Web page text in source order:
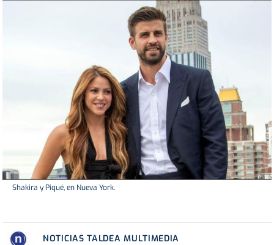
Shakira y Piqué, en Nueva York.
NOTICIAS TALDEA MULTIMEDIA